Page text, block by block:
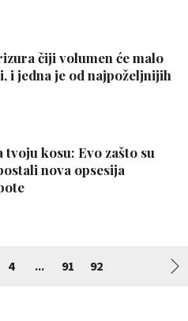
čiji volumen će malo
i jedna je od najpoželjnijih
tvoju kosu: Evo zašto su
nova opsesija
4 ... 91 92